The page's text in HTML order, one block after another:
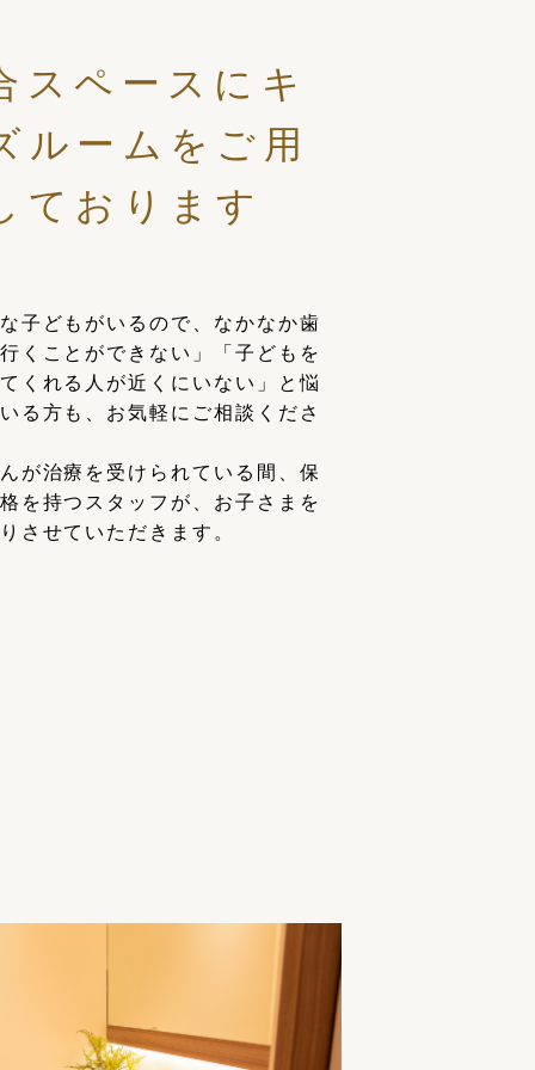
スペースにキ
ルームをご用
ております
子どもがいるので、なかなか歯
くことができない」「子どもを
くれる人が近くにいない」と悩
る方も、お気軽にご相談くださ
が治療を受けられている間、保
を持つスタッフが、お子さまを
させていただきます。